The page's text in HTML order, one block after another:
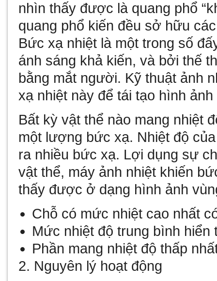
nhìn thấy được là quang phổ
quang phổ kiến đều sở hữu
Bức xạ nhiệt là một trong số
ánh sáng khả kiến, và bởi thế
bằng mắt người. Kỹ thuật ảnh
xạ nhiệt này để tái tạo hình
Bất kỳ vật thể nào mang nhiệt
một lượng bức xạ. Nhiệt độ
ra nhiều bức xạ. Lợi dụng sự
vật thể, máy ảnh nhiệt khiến
thấy được ở dạng hình ảnh
Chỗ có mức nhiệt cao nhất
Mức nhiệt độ trung bình hiển
Phần mang nhiệt độ thấp
2. Nguyên lý hoạt động